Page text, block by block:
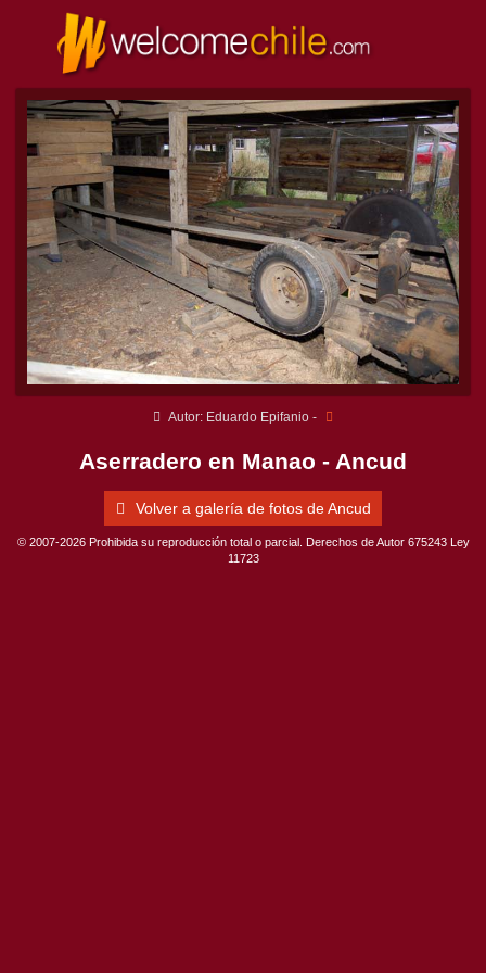
Autor: Eduardo Epifanio -
Aserradero en Manao - Ancud
Volver a galería de fotos de Ancud
© 2007-2026 Prohibida su reproducción total o parcial. Derechos de Autor 675243 Ley
11723